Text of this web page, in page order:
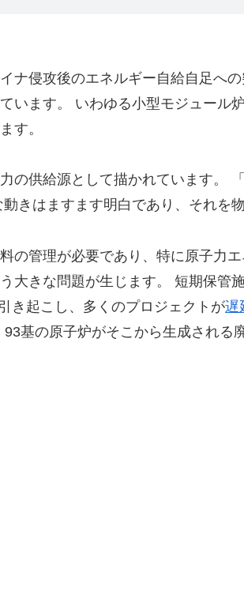
ナ侵攻後のエネルギー自給自足へ
います。 いわゆる小型モジュール
す。
の供給源として描かれています。
きはますます明白であり、それを物
の管理が必要であり、特に原子力
きな問題が生じます。 短期保管
き起こし、多くのプロジェクトが遅
93基の原子炉がそこから生成される